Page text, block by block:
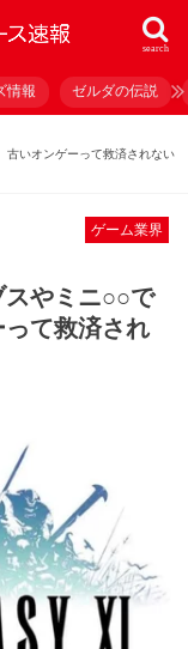
search
情報 ゼルダの伝説
古いオンゲーって救済されない
ゲーム業界
スやミニ○○で
て救済され